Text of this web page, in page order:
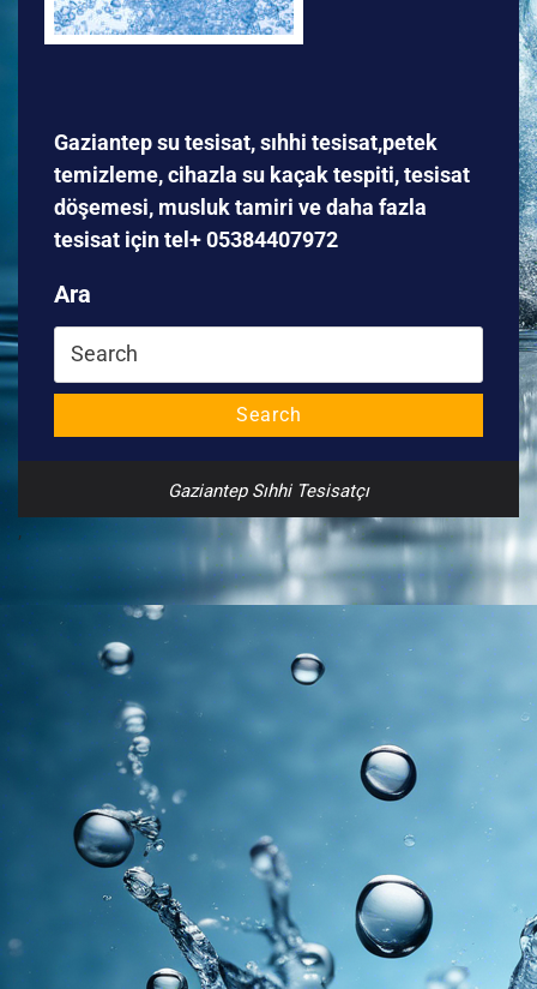
Gaziantep su tesisat, sıhhi tesisat,petek
temizleme, cihazla su kaçak tespiti, tesisat
döşemesi, musluk tamiri ve daha fazla
tesisat için tel+ 05384407972
Ara
Search
Search
Gaziantep Sıhhi Tesisatçı
,